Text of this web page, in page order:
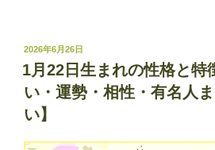
日
生
ま
の
性
投
稿
日:
2026年6月26日
1月22日生まれの性格と特
い・運勢・相性・有名人
い】